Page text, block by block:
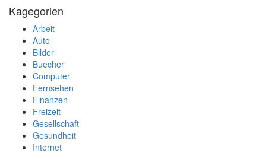
Kagegorien
Arbeit
Auto
Bilder
Buecher
Computer
Fernsehen
Finanzen
Freizeit
Gesellschaft
Gesundheit
Internet